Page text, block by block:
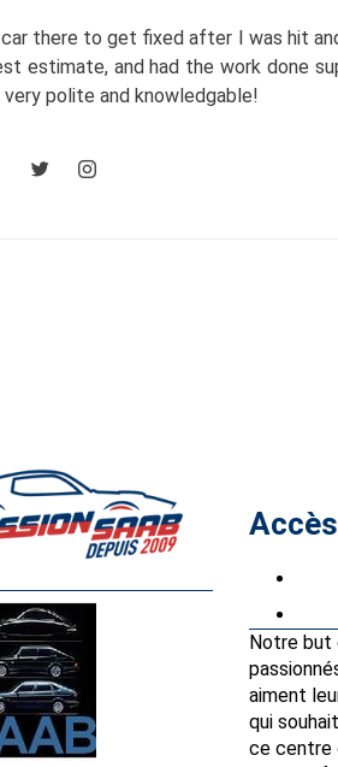
car there to get fixed after I was hit
estimate, and had the work done
polite and knowledgable!
Notre but
aiment
qui
ce centre